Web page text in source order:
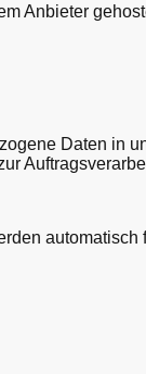
Anbieter
Daten in
automatisch